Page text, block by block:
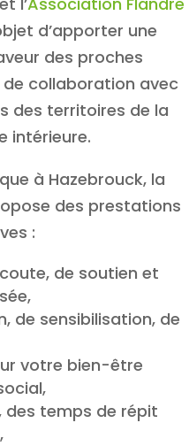
d’apporter une
des proches
collaboration avec
des territoires de la
intérieure.
à Hazebrouck, la
des prestations
:
de soutien et
de sensibilisation, de
votre bien-être
des temps de répit